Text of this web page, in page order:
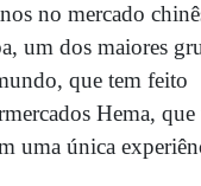
no mercado
um dos maiores
que tem feito
Hema, que
uma única